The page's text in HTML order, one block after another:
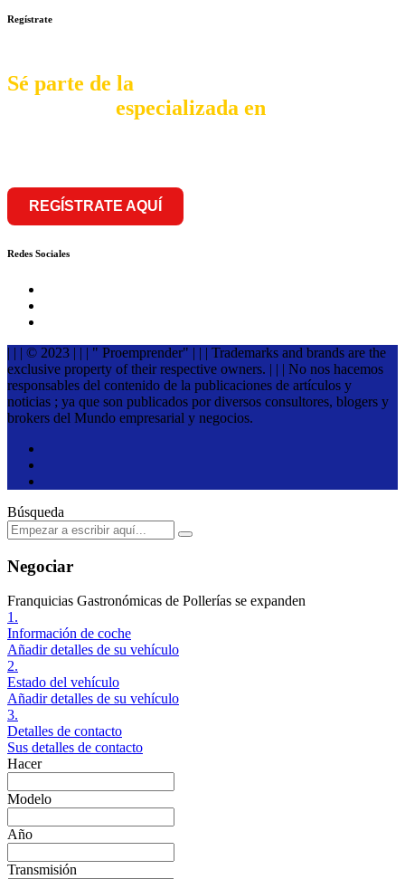
Regístrate
Sé parte de la
especializada en
REGÍSTRATE AQUÍ
Redes Sociales
| | | © 2023 | | | " Proemprender" | | | Trademarks and brands are the
exclusive property of their respective owners. | | | No nos hacemos
responsables del contenido de la publicaciones de artículos y
noticias ; ya que son publicados por diversos consultores, blogers y
brokers del Mundo empresarial y negocios.
Búsqueda
Negociar
Franquicias Gastronómicas de Pollerías se expanden
1.
Información de coche
Añadir detalles de su vehículo
2.
Estado del vehículo
Añadir detalles de su vehículo
3.
Detalles de contacto
Sus detalles de contacto
Hacer
Modelo
Año
Transmisión